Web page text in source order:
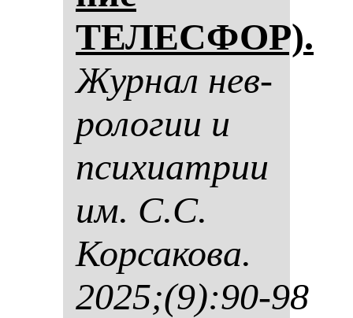
ТЕЛЕСФОР).
Жур­нал нев­
ро­ло­гии и
пси­хи­ат­рии
им. С.С.
Кор­са­ко­ва.
2025;(9):90-98